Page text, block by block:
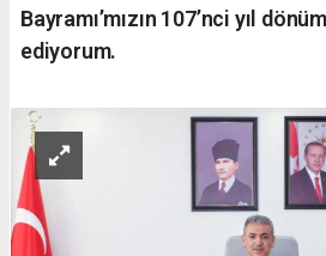
Bayramı’mızın 107’nci yıl
ediyorum.